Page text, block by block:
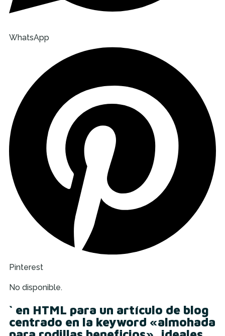
WhatsApp
Pinterest
No disponible.
` en HTML para un artículo de blog
centrado en la keyword «almohada